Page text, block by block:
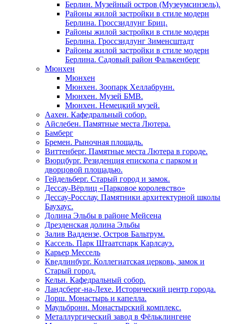
Берлин. Музейный остров (Музеумсинзель).
Районы жилой застройки в стиле модерн
Берлина. Гроссзидлунг Бриц.
Районы жилой застройки в стиле модерн
Берлина. Гроссзидлунг Зименсштадт
Районы жилой застройки в стиле модерн
Берлина. Садовый район Фалькенберг
Мюнхен
Мюнхен
Мюнхен. Зоопарк Хеллабрунн.
Мюнхен. Музей БМВ.
Мюнхен. Немецкий музей.
Аахен. Кафедральный собор.
Айслебен. Памятные места Лютера.
Бамберг
Бремен. Рыночная площадь.
Виттенберг. Памятные места Лютера в городе.
Вюрцбург. Резиденция епископа с парком и
дворцовой площадью.
Гейдельберг. Старый город и замок.
Дессау-Вёрлиц «Парковое королевство»
Дессау-Росслау. Памятники архитектурной школы
Баухаус.
Долина Эльбы в районе Мейсена
Дрезденская долина Эльбы
Залив Ваддензе, Остров Бальтрум.
Кассель. Парк Штаатспарк Карлсауэ.
Карьер Мессель
Кведлинбург. Коллегиатская церковь, замок и
Старый город.
Кельн. Кафедральный собор.
Ландсберг-на-Лехе. Исторический центр города.
Лорш. Монастырь и капелла.
Маульбронн. Монастырский комплекс.
Металлургический завод в Фёльклингене